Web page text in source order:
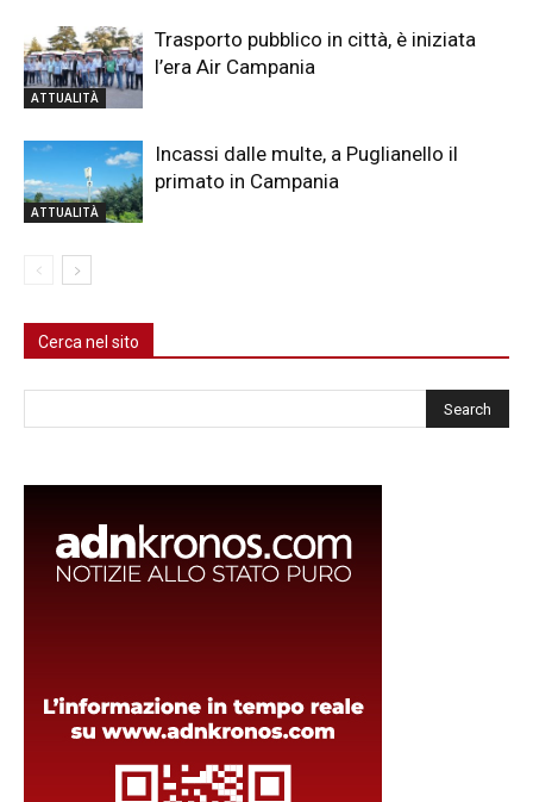
ATTUALITÀ
Trasporto pubblico in città, è iniziata
l’era Air Campania
ATTUALITÀ
Incassi dalle multe, a Puglianello il
primato in Campania
Cerca nel sito